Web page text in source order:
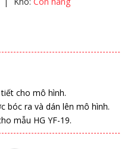
cho mô hình.
bóc ra và dán lên mô hình.
mẫu HG YF-19.